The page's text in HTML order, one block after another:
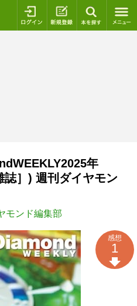
ログイン 新規登録
年
誌］) 週刊ダイヤモン
モンド編集部
感想
1